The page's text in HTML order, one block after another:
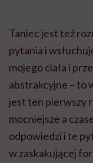
Taniec jest też
pytania i
mojego ciała i
abstrakcyjne – to
jest ten pierwszy
mocniejsze a
odpowiedzi i te
w zaskakującej